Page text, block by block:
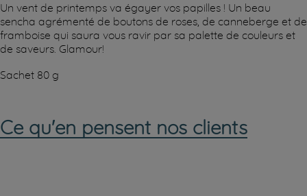
Un vent de printemps va égayer vos papilles ! Un beau
sencha agrémenté de boutons de roses, de canneberge et de
framboise qui saura vous ravir par sa palette de couleurs et
de saveurs. Glamour!
Sachet 80 g
Ce qu'en pensent nos clients